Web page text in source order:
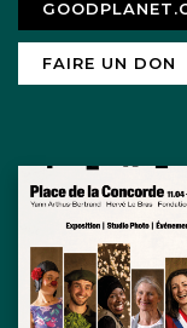
FAIRE UN DON